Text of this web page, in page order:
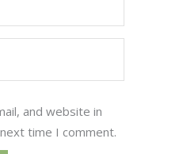
and website in
time I comment.